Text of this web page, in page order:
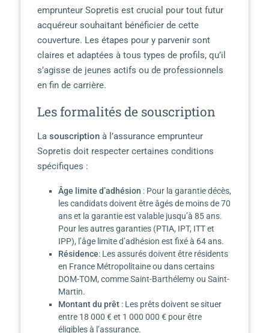
emprunteur Sopretis est crucial pour tout futur
acquéreur souhaitant bénéficier de cette
couverture. Les étapes pour y parvenir sont
claires et adaptées à tous types de profils, qu’il
s’agisse de jeunes actifs ou de professionnels
en fin de carrière.
Les formalités de souscription
La souscriptionà l’assurance emprunteur
Sopretis doit respecter certaines conditions
spécifiques :
Âge limite d’adhésion : Pour la garantie décès,
les candidats doivent être âgés de moins de 70
ans et la garantie est valable jusqu’à 85 ans.
Pour les autres garanties (PTIA, IPT, ITT et
IPP), l’âge limite d’adhésion est fixé à 64 ans.
Résidence: Les assurés doivent être résidents
en France Métropolitaine ou dans certains
DOM-TOM, comme Saint-Barthélemy ou Saint-
Martin.
Montant du prêt: Les prêts doivent se situer
entre 18 000 € et 1 000 000 € pour être
éligibles à l’assurance.